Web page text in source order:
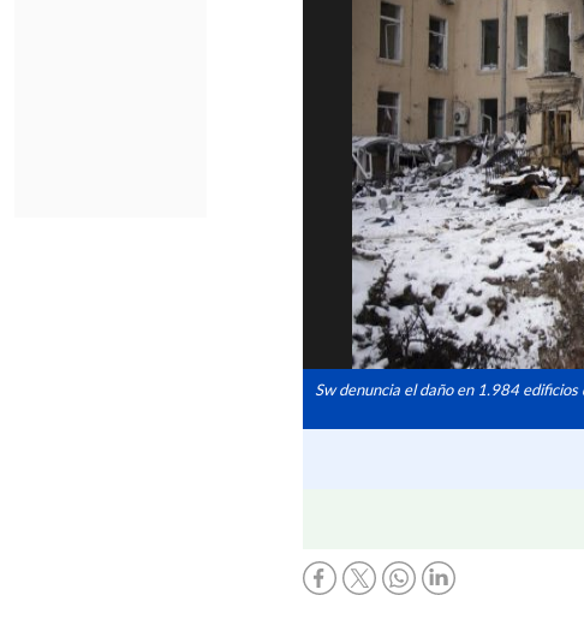
Sw denuncia el daño en 1.984